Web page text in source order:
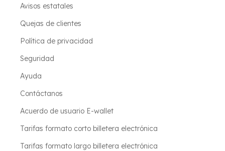
Avisos estatales
Quejas de clientes
Política de privacidad
Seguridad
Ayuda
Contáctanos
Acuerdo de usuario E-wallet
Tarifas formato corto billetera electrónica
Tarifas formato largo billetera electrónica